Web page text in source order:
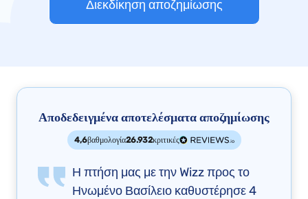
Διεκδίκηση αποζημίωσης
Αποδεδειγμένα αποτελέσματα αποζημίωσης
4,6βαθμολογία26.932κριτικές
Η πτήση μας με την Wizz προς το
Ηνωμένο Βασίλειο καθυστέρησε 4